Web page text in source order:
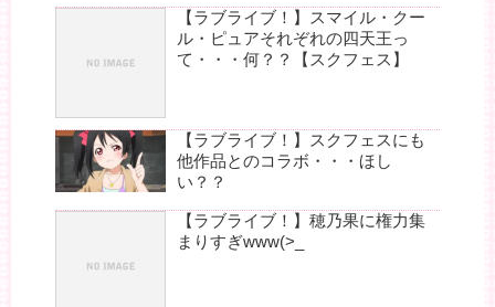
【ラブライブ！】スマイル・クー
ル・ピュアそれぞれの四天王っ
て・・・何？？【スクフェス】
【ラブライブ！】スクフェスにも
他作品とのコラボ・・・ほし
い？？
【ラブライブ！】穂乃果に権力集
まりすぎwww(>_